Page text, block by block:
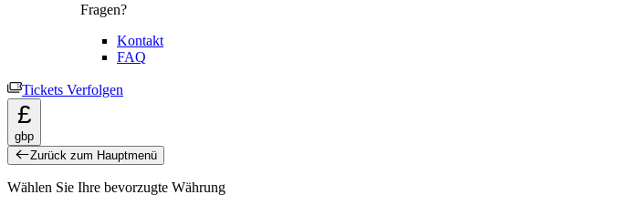
Fragen?
Kontakt
FAQ
Tickets Verfolgen
£
gbp
Zurück zum Hauptmenü
Wählen Sie Ihre bevorzugte Währung